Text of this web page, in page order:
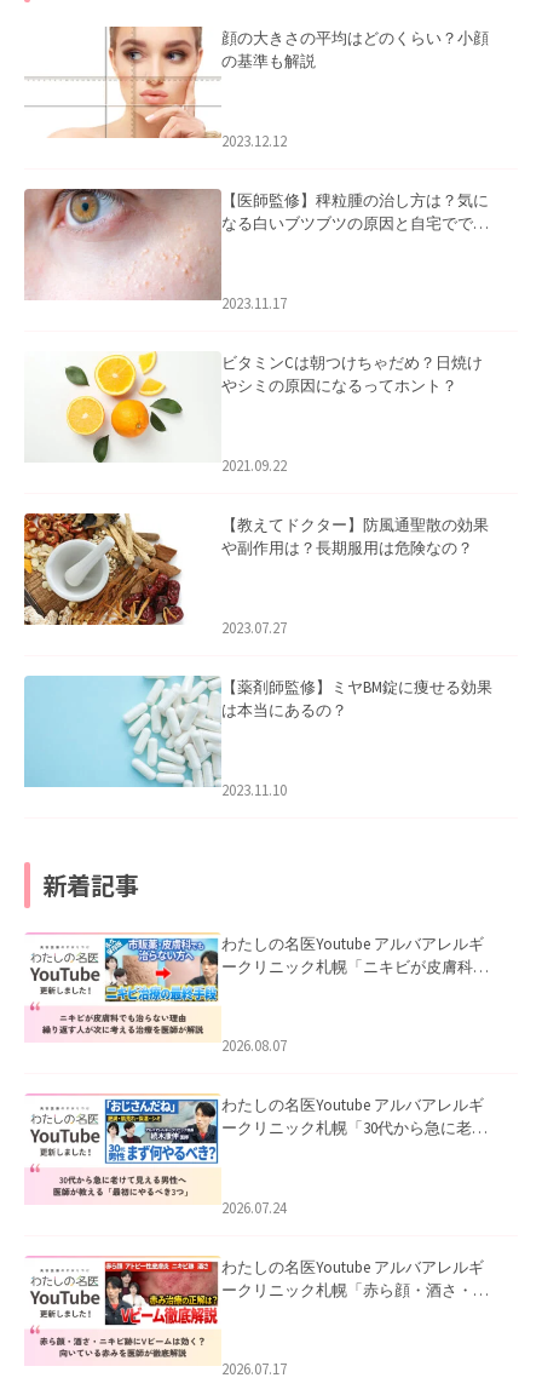
顔の大きさの平均はどのくらい？小顔
の基準も解説
2023.12.12
【医師監修】稗粒腫の治し方は？気に
なる白いブツブツの原因と自宅ででき
2023.11.17
ビタミンCは朝つけちゃだめ？日焼け
やシミの原因になるってホント？
2021.09.22
【教えてドクター】防風通聖散の効果
や副作用は？長期服用は危険なの？
2023.07.27
【薬剤師監修】ミヤBM錠に痩せる効果
は本当にあるの？
2023.11.10
新着記事
わたしの名医Youtube アルバアレルギ
ークリニック札幌「ニキビが皮膚科で
ました。
2026.08.07
わたしの名医Youtube アルバアレルギ
ークリニック札幌「30代から急に老け
2026.07.24
わたしの名医Youtube アルバアレルギ
ークリニック札幌「赤ら顔・酒さ・ニ
した。
2026.07.17